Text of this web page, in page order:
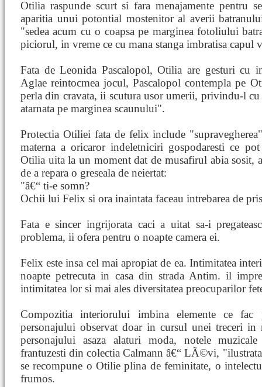
Otilia raspunde scurt si fara menajamente pentru
aparitia unui potontial mostenitor al averii
"sedea acum cu o coapsa pe marginea fotoliului
piciorul, in vreme ce cu mana stanga imbratisa capul
Fata de Leonida Pascalopol, Otilia are gesturi cu
Aglae reintocmea jocul, Pascalopol contempla pe
perla din cravata, ii scutura usor umerii, privindu-l cu
atarnata pe marginea scaunului".
Protectia Otiliei fata de felix include
materna a oricaror indeletniciri gospodaresti ce
Otilia uita la un moment dat de musafirul abia sosit,
de a repara o greseala de neiertat:
"â€“ ti-e somn?
Ochii lui Felix si ora inaintata faceau intrebarea de
Fata e sincer ingrijorata caci a uitat sa-i
problema, ii ofera pentru o noapte camera ei.
Felix este insa cel mai apropiat de ea. Intimitatea
noapte petrecuta in casa din strada Antim. il
intimitatea lor si mai ales diversitatea preocuparilor
Compozitia interiorului imbina elemente ce
personajului observat doar in cursul unei treceri in
personajului asaza alaturi moda, notele
frantuzesti din colectia Calmann â€“ LÃ©vi,
se recompune o Otilie plina de feminitate, o
frumos.